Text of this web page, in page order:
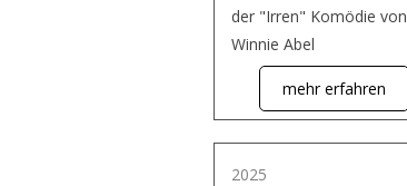
der "Irren" Komödie von
Winnie Abel
mehr erfahren
2025